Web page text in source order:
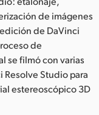
de imágenes
de DaVinci
de
se filmó con varias
Resolve Studio para
estereoscópico 3D